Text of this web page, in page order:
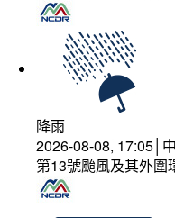
降雨
2026-08-08, 17:05│
第13號颱風及其外圍